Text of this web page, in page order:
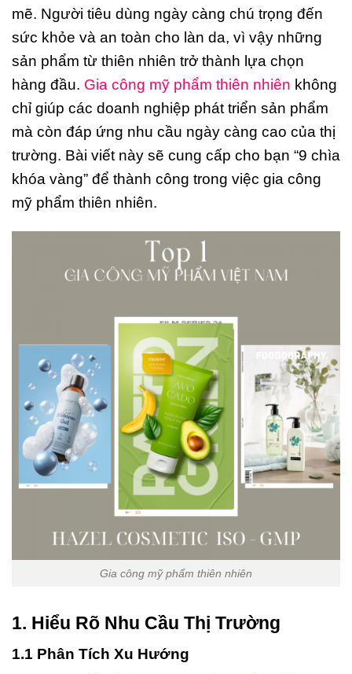
mẽ. Người tiêu dùng ngày càng chú trọng đến
sức khỏe và an toàn cho làn da, vì vậy những
sản phẩm từ thiên nhiên trở thành lựa chọn
hàng đầu. Gia công mỹ phẩm thiên nhiên không
chỉ giúp các doanh nghiệp phát triển sản phẩm
mà còn đáp ứng nhu cầu ngày càng cao của thị
trường. Bài viết này sẽ cung cấp cho bạn “9 chìa
khóa vàng” để thành công trong việc gia công
mỹ phẩm thiên nhiên.
Gia công mỹ phẩm thiên nhiên
1. Hiểu Rõ Nhu Cầu Thị Trường
1.1 Phân Tích Xu Hướng